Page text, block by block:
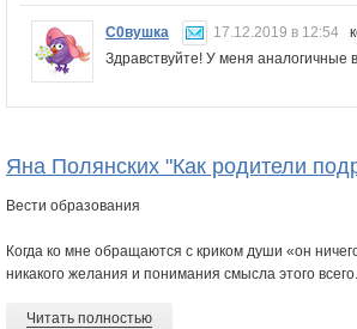
С0вушка 17.12.2019 в 12:54
Здравствуйте! У меня
Яна Полянских "Как родители
Вести образования
Когда ко мне обращаются с криком души «он
никакого желания и понимания смысла этого
Читать полностью